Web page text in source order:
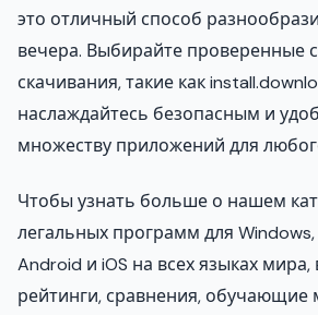
это отличный способ
вечера. Выбирайте проверенные
скачивания, такие как
наслаждайтесь безопасным и
множеству приложений для
Чтобы узнать больше о нашем
легальных программ для Windows,
Android и iOS на всех языках
рейтинги, сравнения, обучающие